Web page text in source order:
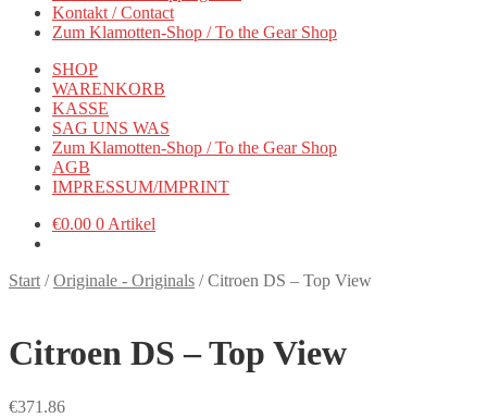
Kontakt / Contact
Zum Klamotten-Shop / To the Gear Shop
SHOP
WARENKORB
KASSE
SAG UNS WAS
Zum Klamotten-Shop / To the Gear Shop
AGB
IMPRESSUM/IMPRINT
€0.00 0 Artikel
Start /Originale - Originals /Citroen DS – Top View
Citroen DS – Top View
€371.86